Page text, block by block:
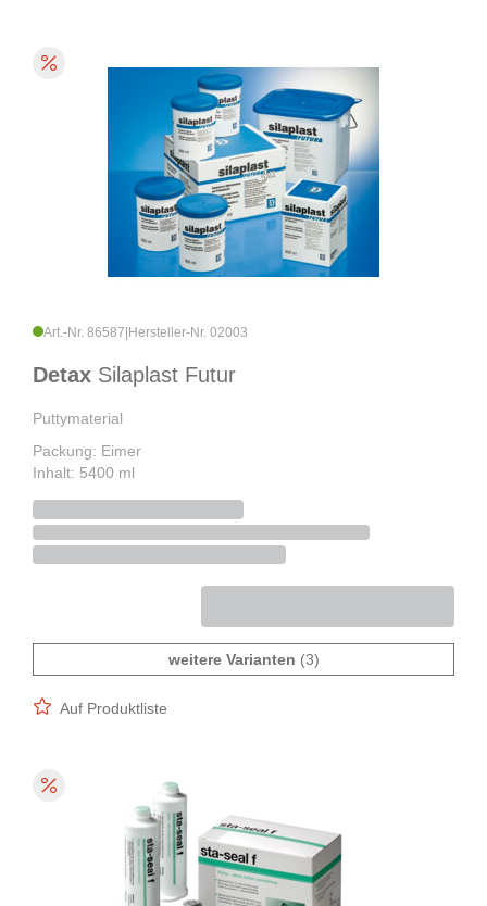
Art.-Nr. 86587 Hersteller-Nr. 02003
Detax Silaplast Futur
Puttymaterial
Packung: Eimer
Inhalt: 5400 ml
weitere Varianten (3)
Auf Produktliste